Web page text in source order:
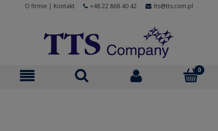
O firmie | Kontakt +48 22 868 40 42 tts@tts.com.pl